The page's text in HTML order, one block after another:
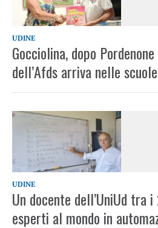
UDINE
Gocciolina, dopo
dell’Afds arriva nelle
UDINE
Un docente dell’UniUd tra
esperti al mondo in